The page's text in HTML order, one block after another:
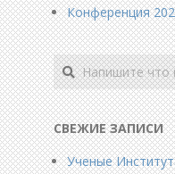
Конференция
Поиск
СВЕЖИЕ ЗАПИСИ
Ученые